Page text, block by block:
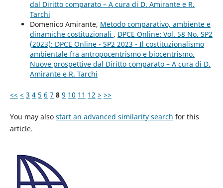
dal Diritto comparato – A cura di D. Amirante e R.
Tarchi
Domenico Amirante, Metodo comparativo, ambiente e
dinamiche costituzionali , DPCE Online: Vol. 58 No. SP2
(2023): DPCE Online - SP2 2023 - Il costituzionalismo
ambientale fra antropocentrismo e biocentrismo.
Nuove prospettive dal Diritto comparato – A cura di D.
Amirante e R. Tarchi
<< < 3 4 5 6 7 8 9 10 11 12 > >>
You may also start an advanced similarity search for this
article.